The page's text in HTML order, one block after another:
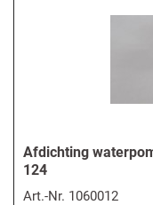
Afdichting
124
Art.-Nr. 1060012